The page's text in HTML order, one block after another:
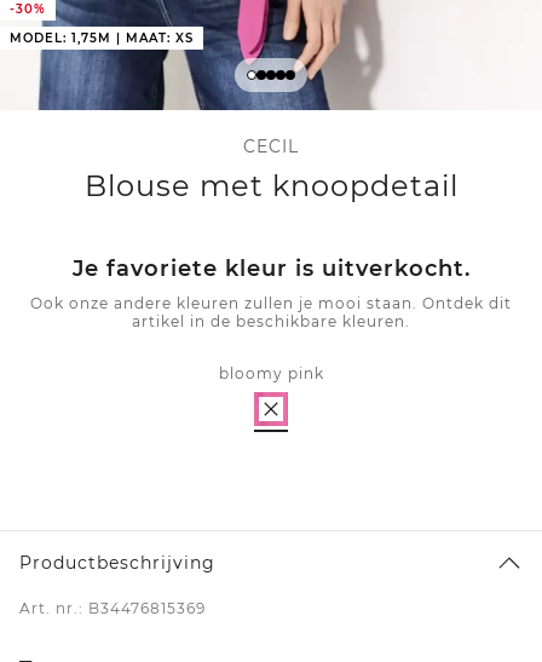
-30%
MODEL: 1,75M | MAAT: XS
CECIL
Blouse met knoopdetail
Je favoriete kleur is uitverkocht.
Ook onze andere kleuren zullen je mooi staan. Ontdek dit
artikel in de beschikbare kleuren.
bloomy pink
Productbeschrijving
Art. nr.: B34476815369